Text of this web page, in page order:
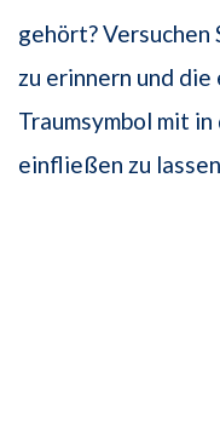
gehört? Versuchen
zu erinnern und
Traumsymbol mit
einfließen zu lassen.